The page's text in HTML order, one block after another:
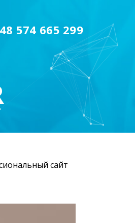
574 665 299
сайт